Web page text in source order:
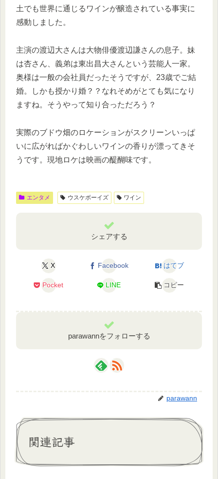
土でも世界に通じるワインが醸造されている事実に
感動しました。
主演の渡辺大さんは大物俳優渡辺謙さんの息子。妹
は杏さん、義弟は東出昌大さんという芸能人一家。
奥様は一般の会社員だったそうですが、23歳でご結
婚。しかも授かり婚？？なれそめがとても気になり
ますね。そうやって知り合っただろう？
実際のブドウ畑のロケーションがスクリーンいっぱ
いに広がればかぐわしいワインの香りが漂ってきそ
うです。現地ロケは映画の醍醐味です。
エンタメ ウスケボーイズ ワイン
シェアする
X Facebook はてブ
Pocket LINE コピー
parawannをフォローする
parawann
関連記事